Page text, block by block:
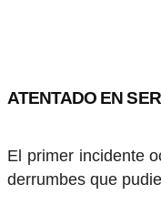
ATENTADO EN
El primer incidente
derrumbes que